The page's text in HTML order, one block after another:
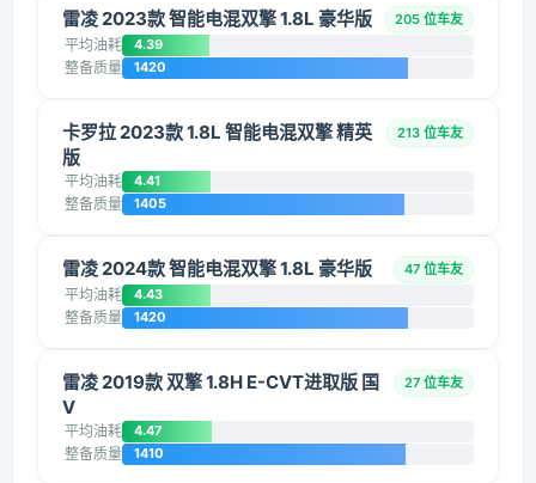
雷凌 2023款 智能电混双擎 1.8L 豪华版 205 位车友
平均油耗 4.39
整备质量 1420
卡罗拉 2023款 1.8L 智能电混双擎 精英
版
213 位车友
平均油耗 4.41
整备质量 1405
雷凌 2024款 智能电混双擎 1.8L 豪华版 47 位车友
平均油耗 4.43
整备质量 1420
雷凌 2019款 双擎 1.8H E-CVT进取版 国
V
27 位车友
平均油耗 4.47
整备质量 1410